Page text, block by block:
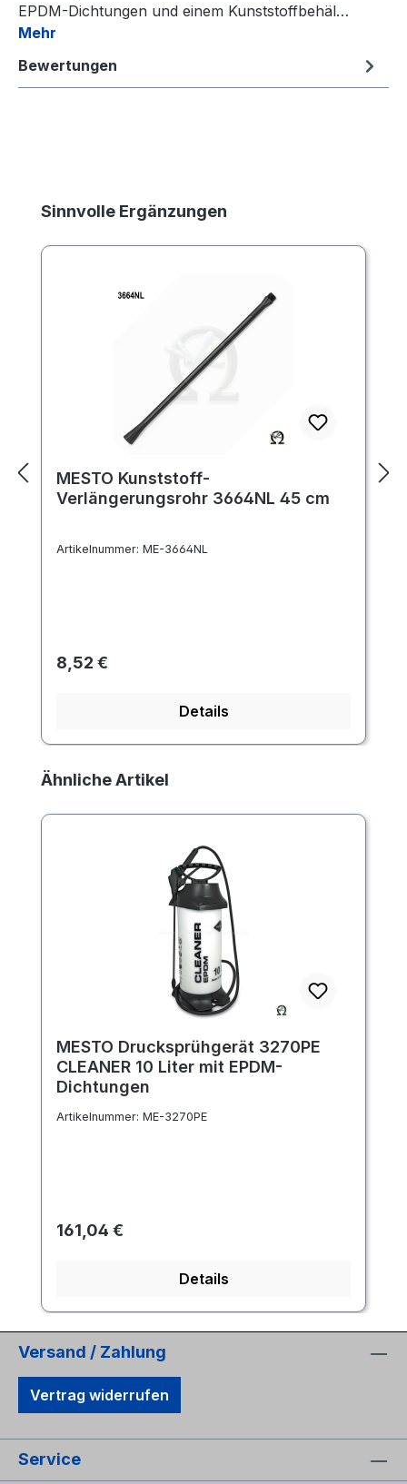
EPDM-Dichtungen und einem Kunststoffbehäl…
Mehr
Bewertungen
Produktgalerie überspringen
Sinnvolle Ergänzungen
MESTO Kunststoff-
Verlängerungsrohr 3664NL 45 cm
Artikelnummer: ME-3664NL
Regulärer Preis:
8,52 €
Details
Produktgalerie überspringen
Ähnliche Artikel
MESTO Drucksprühgerät 3270PE
CLEANER 10 Liter mit EPDM-
Dichtungen
Artikelnummer: ME-3270PE
Regulärer Preis:
161,04 €
Details
Versand / Zahlung
Vertrag widerrufen
Service